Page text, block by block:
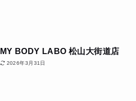
MY BODY LABO 松山大街道店
2026年3月31日